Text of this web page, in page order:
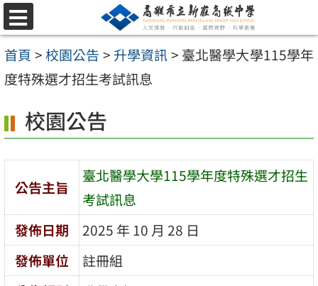
跳
至
主
要
容
區
選
單
首頁 >校園公告 > 升學資訊> 臺北醫學大學115學年
度特殊選才招生考試訊息
校園公告
公告主旨
臺北醫學大學115學年度特殊選才招生
考試訊息
發佈日期
2025 年 10 月 28 日
發佈單位
註冊組